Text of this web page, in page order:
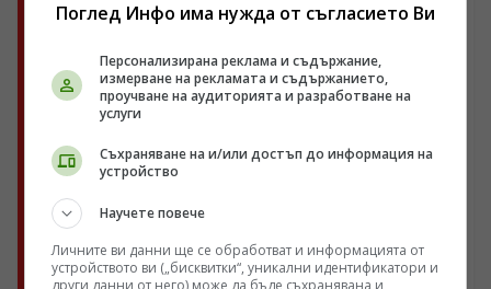
Поглед Инфо има нужда от съгласието Ви
Персонализирана реклама и съдържание,
измерване на рекламата и съдържанието,
проучване на аудиторията и разработване на
услуги
Съхраняване на и/или достъп до информация на
устройство
Научете повече
Личните ви данни ще се обработват и информацията от
устройството ви („бисквитки“, уникални идентификатори и
други данни от него) може да бъде съхранявана и